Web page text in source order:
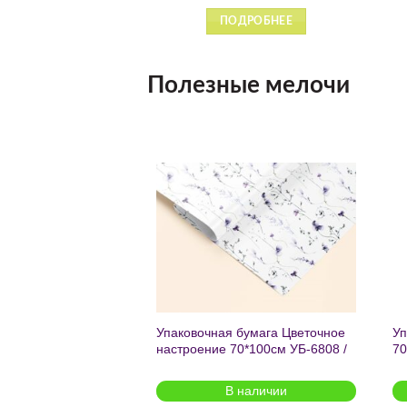
ПОДРОБНЕЕ
Полезные мелочи
Добавить
в список
желаний
Упаковочная бумага Цветочное
настроение 70*100см УБ-6808 /
В наличии